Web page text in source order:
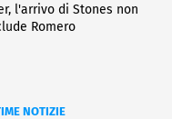
l'arrivo di Stones non
Romero
NOTIZIE